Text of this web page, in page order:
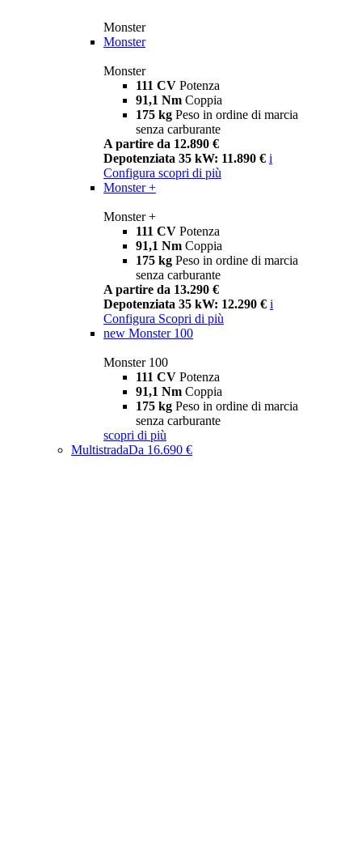
Monster
Monster
Monster
111 CV Potenza
91,1 Nm Coppia
175 kg Peso in ordine di marcia
senza carburante
A partire da 12.890 €
Depotenziata 35 kW: 11.890 € i
Configura scopri di più
Monster +
Monster +
111 CV Potenza
91,1 Nm Coppia
175 kg Peso in ordine di marcia
senza carburante
A partire da 13.290 €
Depotenziata 35 kW: 12.290 € i
Configura Scopri di più
new Monster 100
Monster 100
111 CV Potenza
91,1 Nm Coppia
175 kg Peso in ordine di marcia
senza carburante
scopri di più
MultistradaDa 16.690 €